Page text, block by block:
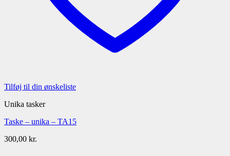
Tilføj til din ønskeliste
Unika tasker
Taske – unika – TA15
300,00 kr.